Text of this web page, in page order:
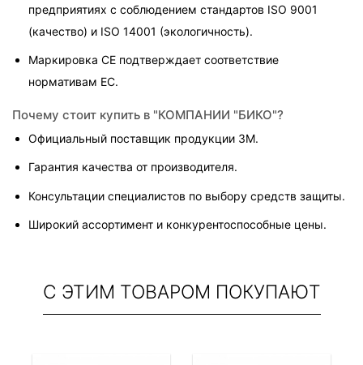
предприятиях с соблюдением стандартов ISO 9001
(качество) и ISO 14001 (экологичность).
Маркировка CE подтверждает соответствие
нормативам ЕС.
Почему стоит купить в "КОМПАНИИ "БИКО"?
Официальный поставщик продукции 3M.
Гарантия качества от производителя.
Консультации специалистов по выбору средств защиты.
Широкий ассортимент и конкурентоспособные цены.
С ЭТИМ ТОВАРОМ ПОКУПАЮТ